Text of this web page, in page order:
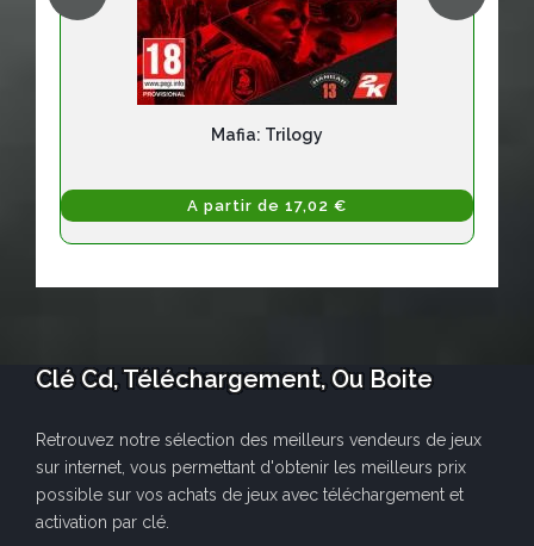
Mafia: Trilogy
A partir de 17,02 €
Clé Cd, Téléchargement, Ou Boite
Retrouvez notre sélection des meilleurs vendeurs de jeux
sur internet, vous permettant d'obtenir les meilleurs prix
possible sur vos achats de jeux avec téléchargement et
activation par clé.